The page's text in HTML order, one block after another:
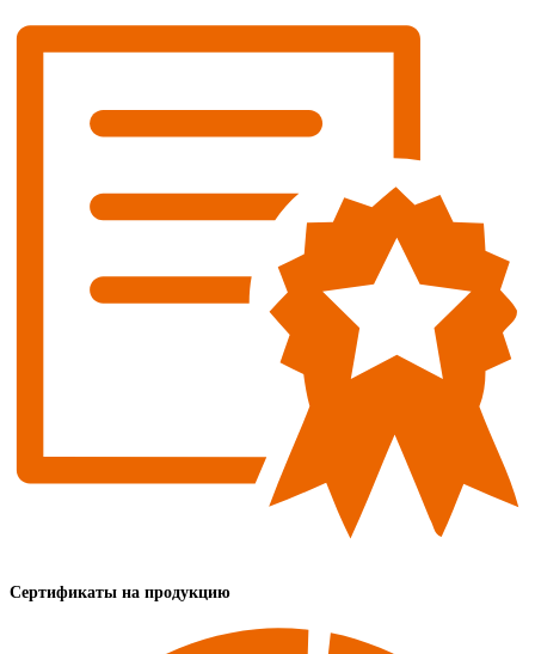
Сертификаты на продукцию